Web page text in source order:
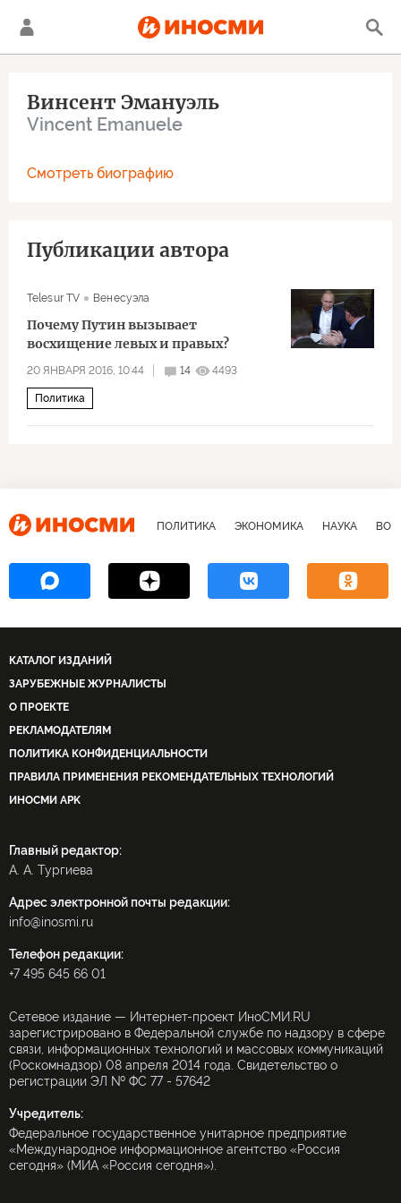
Винсент Эмануэль
Vincent Emanuele
Смотреть биографию
Публикации автора
Telesur TV Венесуэла
Почему Путин вызывает
восхищение левых и правых?
20 ЯНВАРЯ 2016, 10:44 14 4493
Политика
ПОЛИТИКА ЭКОНОМИКА НАУКА
КАТАЛОГ ИЗДАНИЙ
ЗАРУБЕЖНЫЕ ЖУРНАЛИСТЫ
О ПРОЕКТЕ
РЕКЛАМОДАТЕЛЯМ
ПОЛИТИКА КОНФИДЕНЦИАЛЬНОСТИ
ПРАВИЛА ПРИМЕНЕНИЯ РЕКОМЕНДАТЕЛЬНЫХ ТЕХНОЛОГИЙ
ИНОСМИ APK
Главный редактор:
А. А. Тургиева
Адрес электронной почты редакции:
info@inosmi.ru
Телефон редакции:
+7 495 645 66 01
Сетевое издание — Интернет-проект ИноСМИ.RU
зарегистрировано в Федеральной службе по надзору в сфере
связи, информационных технологий и массовых коммуникаций
(Роскомнадзор) 08 апреля 2014 года. Свидетельство о
регистрации ЭЛ № ФС 77 - 57642
Учредитель:
Федеральное государственное унитарное предприятие
«Международное информационное агентство «Россия
сегодня» (МИА «Россия сегодня»).